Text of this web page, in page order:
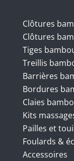
Clôtures
Clôtures
Tiges
Treillis
Barrières
Bordures
Claies
Kits
Pailles et
Foulards &
Accessoires